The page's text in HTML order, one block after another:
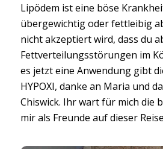
Lipödem ist eine böse
übergewichtig oder fettleibig
nicht akzeptiert wird, dass du
Fettverteilungsstörungen im
es jetzt eine Anwendung gibt
HYPOXI, danke an Maria und
Chiswick. Ihr wart für mich die
mir als Freunde auf dieser